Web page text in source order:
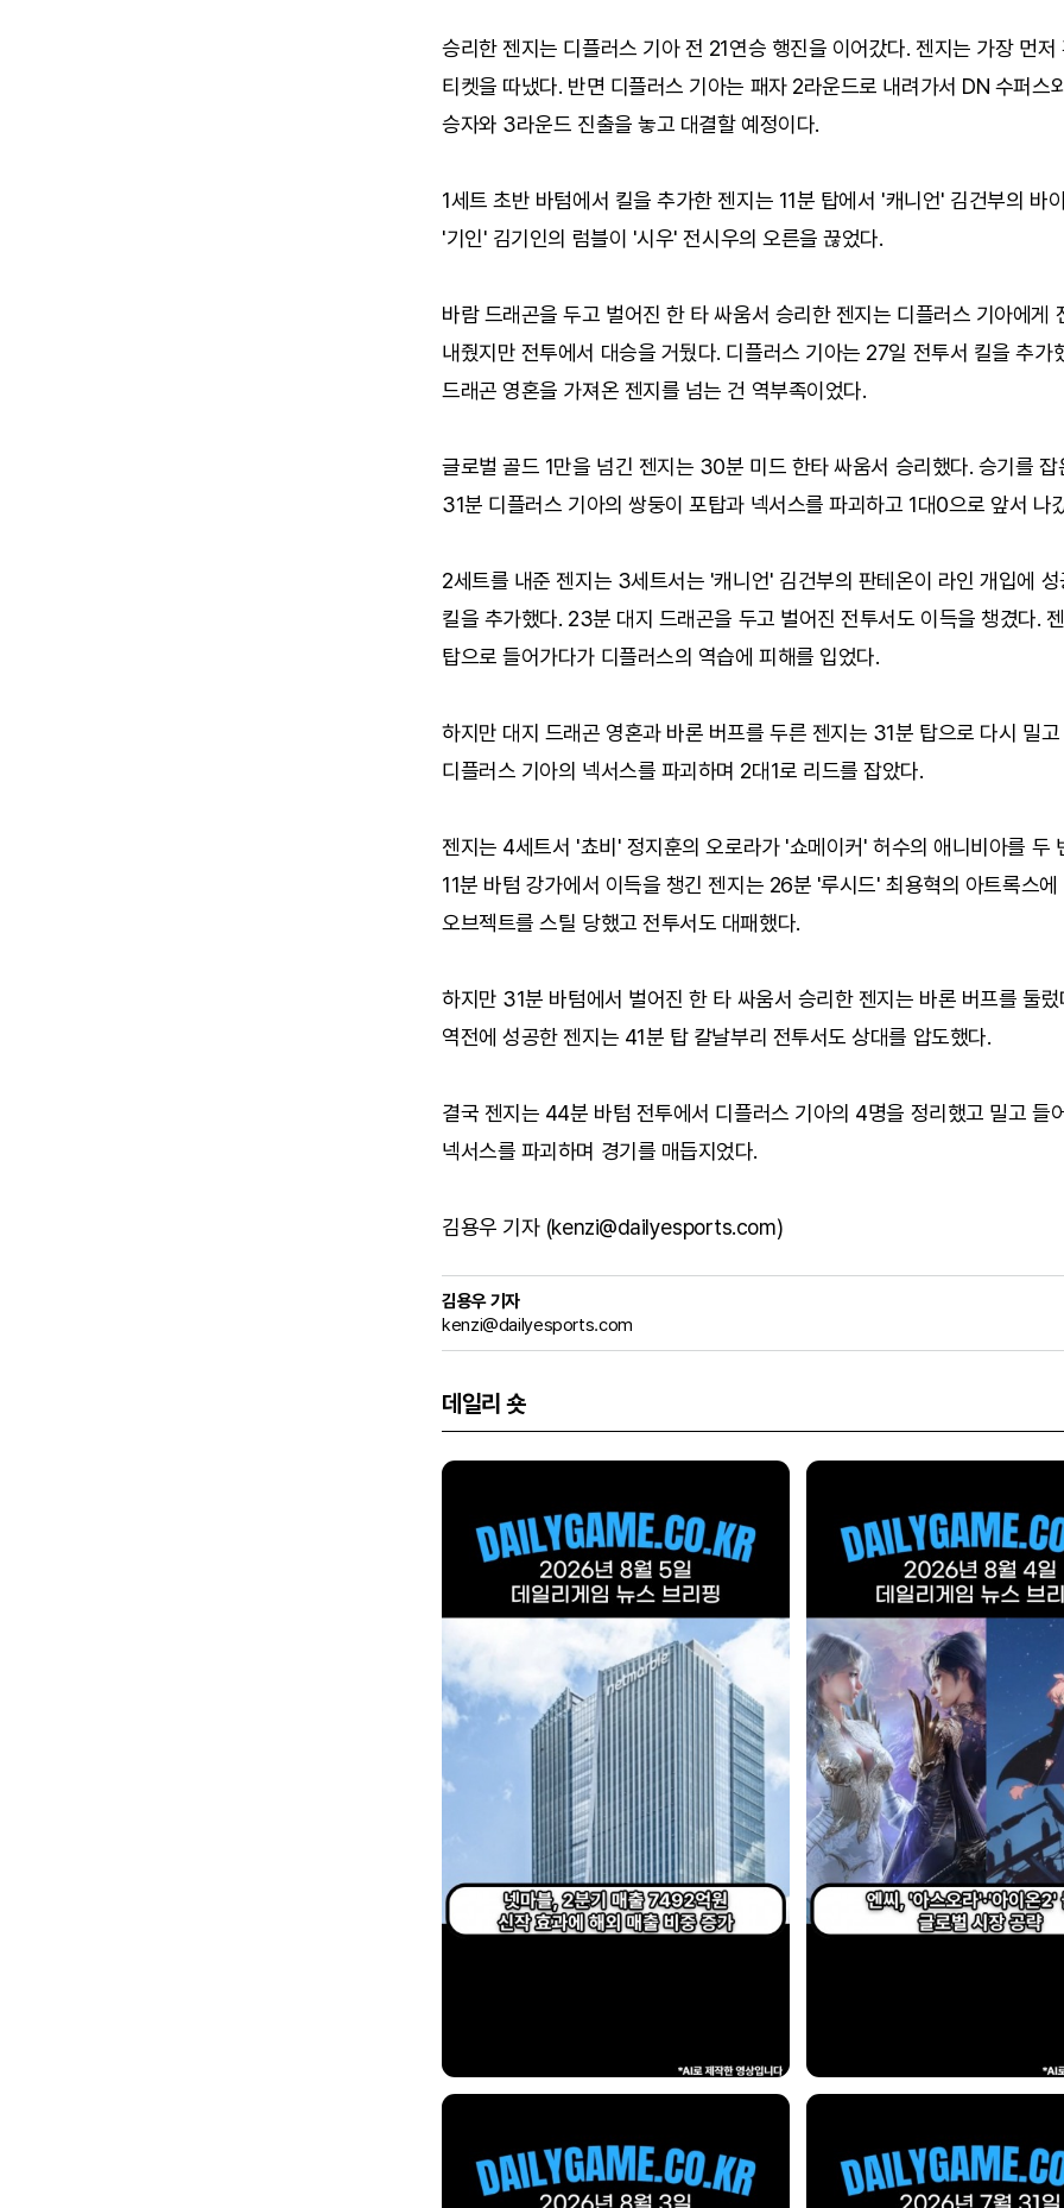
승리한 젠지는 디플러스 기아 전 21연승 행진을 이어갔다. 젠지는 가장 먼저
티켓을 따냈다. 반면 디플러스 기아는 패자 2라운드로 내려가서 DN 수퍼스
승자와 3라운드 진출을 놓고 대결할 예정이다.
1세트 초반 바텀에서 킬을 추가한 젠지는 11분 탑에서 '캐니언' 김건부의 바
'기인' 김기인의 럼블이 '시우' 전시우의 오른을 끊었다.
바람 드래곤을 두고 벌어진 한 타 싸움서 승리한 젠지는 디플러스 기아에게
내줬지만 전투에서 대승을 거뒀다. 디플러스 기아는 27일 전투서 킬을 추가
드래곤 영혼을 가져온 젠지를 넘는 건 역부족이었다.
글로벌 골드 1만을 넘긴 젠지는 30분 미드 한타 싸움서 승리했다. 승기를 잡
31분 디플러스 기아의 쌍둥이 포탑과 넥서스를 파괴하고 1대0으로 앞서 나
2세트를 내준 젠지는 3세트서는 '캐니언' 김건부의 판테온이 라인 개입에 성
킬을 추가했다. 23분 대지 드래곤을 두고 벌어진 전투서도 이득을 챙겼다.
탑으로 들어가다가 디플러스의 역습에 피해를 입었다.
하지만 대지 드래곤 영혼과 바론 버프를 두른 젠지는 31분 탑으로 다시 밀
디플러스 기아의 넥서스를 파괴하며 2대1로 리드를 잡았다.
젠지는 4세트서 '쵸비' 정지훈의 오로라가 '쇼메이커' 허수의 애니비아를 두
11분 바텀 강가에서 이득을 챙긴 젠지는 26분 '루시드' 최용혁의 아트록스에
오브젝트를 스틸 당했고 전투서도 대패했다.
하지만 31분 바텀에서 벌어진 한 타 싸움서 승리한 젠지는 바론 버프를 둘
역전에 성공한 젠지는 41분 탑 칼날부리 전투서도 상대를 압도했다.
결국 젠지는 44분 바텀 전투에서 디플러스 기아의 4명을 정리했고 밀고 들
넥서스를 파괴하며 경기를 매듭지었다.
김용우 기자 (kenzi@dailyesports.com)
김용우 기자
kenzi@dailyesports.com
데일리 숏